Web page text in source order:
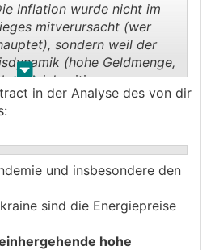
. .
Inflation wurde nicht im
mitverursacht (wer
sondern weil der
(hohe Geldmenge,
gleichzeitigem
nach Corona, etc.)
geboten wurde. Wie
in der Analyse des von dir
und insbesondere den
sind die Energiepreise
hohe